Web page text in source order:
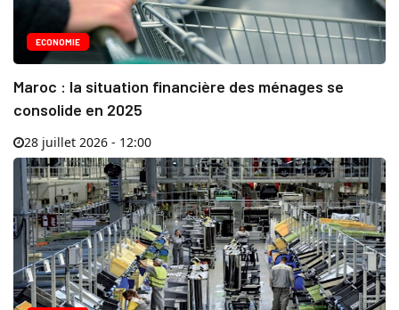
ECONOMIE
Maroc : la situation financière des ménages se
consolide en 2025
28 juillet 2026 - 12:00